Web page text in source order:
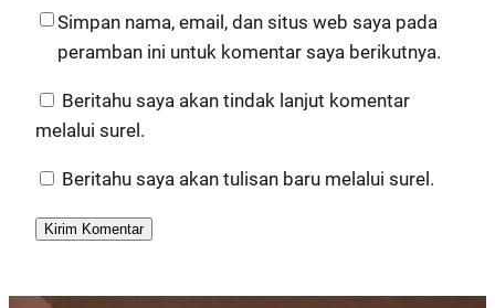
Simpan nama, email, dan situs web saya pada
peramban ini untuk komentar saya berikutnya.
Beritahu saya akan tindak lanjut komentar
melalui surel.
Beritahu saya akan tulisan baru melalui surel.